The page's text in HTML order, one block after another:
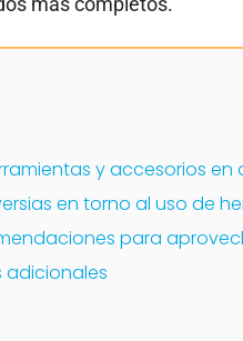
y accesorios en
en torno al uso de
para
adicionales